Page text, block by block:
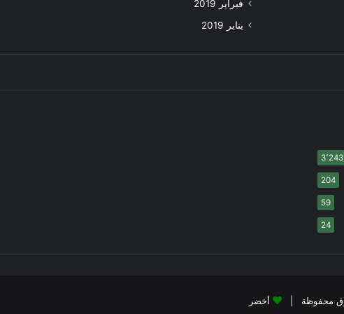
فبراير 2019
يناير 2019
3٬243
204
59
24
أخضر